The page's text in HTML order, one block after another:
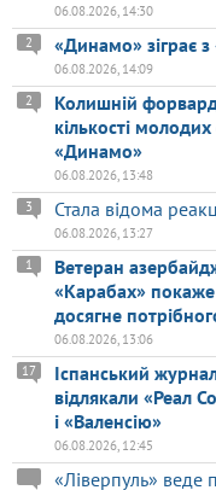
06.08.2026, 14:30
«Динамо» зіграє
2
06.08.2026, 14:09
Колишній
кількості
«Динамо»
2
06.08.2026, 13:48
Стала відома
3
06.08.2026, 13:27
Ветеран
«Карабах»
досягне
1
06.08.2026, 13:06
Іспанський
відлякали «Реал
і «Валенсію»
17
06.08.2026, 12:45
«Ліверпуль»